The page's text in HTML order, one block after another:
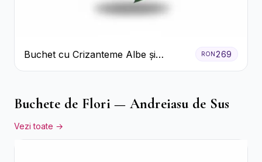
Buchet cu Crizanteme Albe și
Galbene
RON269
Buchete de Flori — Andreiasu de Sus
Vezi toate →